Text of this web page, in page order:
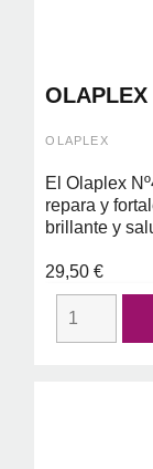
OLAPLEX
OLAPLEX
El Olaplex
repara y
brillante y
29,50 €